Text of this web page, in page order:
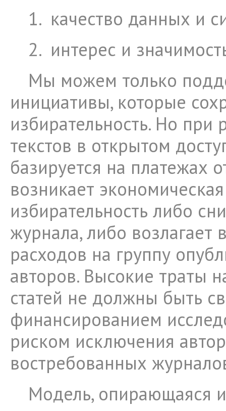
1. качество данных и
2. интерес и
Мы можем только
инициативы, которые
избирательность. Но
текстов в открытом
базируется на платежах
возникает
избирательность либо
журнала, либо возлагает
расходов на группу
авторов. Высокие траты
статей не должны быть
финансированием
риском исключения
востребованных
Модель, опирающаяся